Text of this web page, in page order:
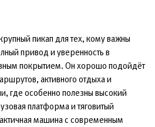
пикап для тех, кому важны
привод и уверенность в
покрытием. Он хорошо подойдёт
активного отдыха и
где особенно полезны высокий
платформа и тяговитый
машина с современным